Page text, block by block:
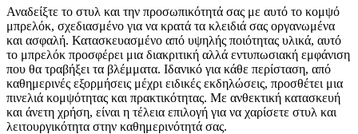
Αναδείξτε το στυλ και την προσωπικότητά σας με αυτό το κομψό
μπρελόκ, σχεδιασμένο για να κρατά τα κλειδιά σας οργανωμένα
και ασφαλή. Κατασκευασμένο από υψηλής ποιότητας υλικά, αυτό
το μπρελόκ προσφέρει μια διακριτική αλλά εντυπωσιακή εμφάνιση
που θα τραβήξει τα βλέμματα. Ιδανικό για κάθε περίσταση, από
καθημερινές εξορμήσεις μέχρι ειδικές εκδηλώσεις, προσθέτει μια
πινελιά κομψότητας και πρακτικότητας. Με ανθεκτική κατασκευή
και άνετη χρήση, είναι η τέλεια επιλογή για να χαρίσετε στυλ και
λειτουργικότητα στην καθημερινότητά σας.